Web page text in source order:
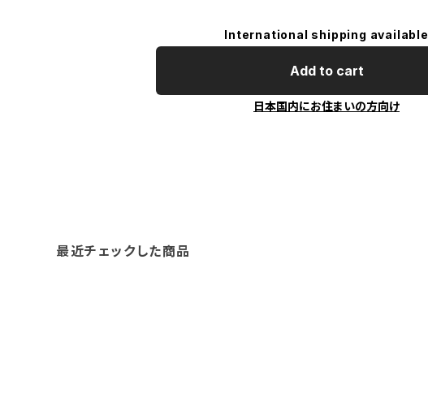
International shipping available
Add to cart
日本国内にお住まいの方向け
最近チェックした商品